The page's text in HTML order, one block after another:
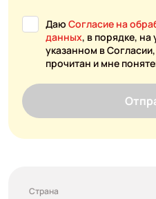
Даю Согласие на
данных, в порядке, на
указанном в
прочитан и мне
Страна